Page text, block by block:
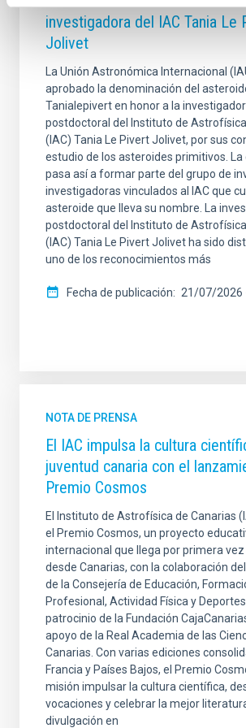
investigadora del IAC Tania Le
Jolivet
La Unión Astronómica Internacional
aprobado la denominación del
Tanialepivert en honor a la
postdoctoral del Instituto de
(IAC) Tania Le Pivert Jolivet, por sus
estudio de los asteroides primitivos. La
pasa así a formar parte del grupo de
investigadoras vinculados al IAC que
asteroide que lleva su nombre. La
postdoctoral del Instituto de
(IAC) Tania Le Pivert Jolivet ha sido
uno de los reconocimientos más
Fecha de publicación 21/07/2026
NOTA DE PRENSA
El IAC impulsa la cultura
juventud canaria con el
Premio Cosmos
El Instituto de Astrofísica de Canarias
el Premio Cosmos, un proyecto
internacional que llega por primera vez
desde Canarias, con la colaboración
de la Consejería de Educación,
Profesional, Actividad Física y
patrocinio de la Fundación
apoyo de la Real Academia de las
Canarias. Con varias ediciones
Francia y Países Bajos, el Premio
misión impulsar la cultura científica,
vocaciones y celebrar la mejor
divulgación en